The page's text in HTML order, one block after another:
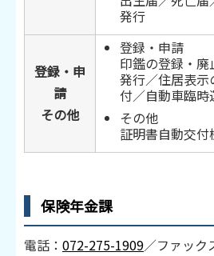
発行
登録・申
請
その他
登録・申請
印鑑の登録・
発行／住居表
付／自動車臨
その他
証明書自動交
保険年金課
電話： 072-275-1909／ファック